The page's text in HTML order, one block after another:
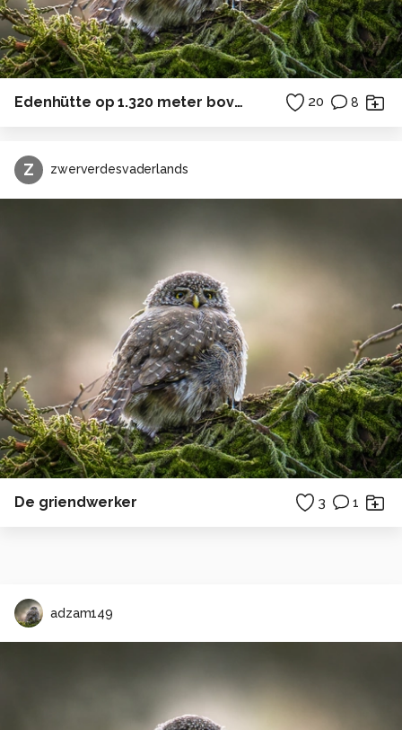
Edenhütte op 1.320 meter boven zeeniveau. 20 8
Z zwerverdesvaderlands
De griendwerker 3 1
adzam149